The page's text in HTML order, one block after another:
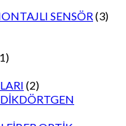
SENSÖR(3)
(2)